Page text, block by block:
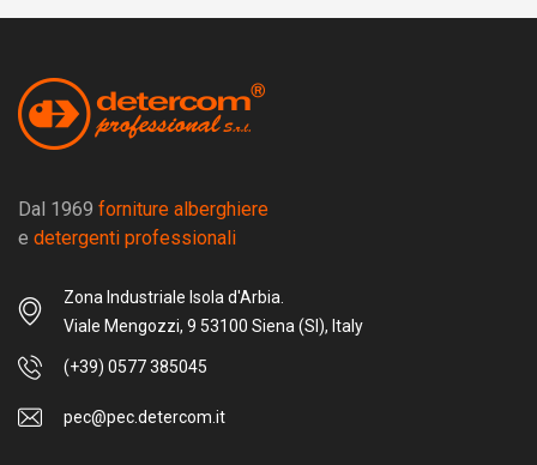
Dal 1969 forniture alberghiere
e detergenti professionali
Zona Industriale Isola d'Arbia.
Viale Mengozzi, 9 53100 Siena (SI), Italy
(+39) 0577 385045
pec@pec.detercom.it